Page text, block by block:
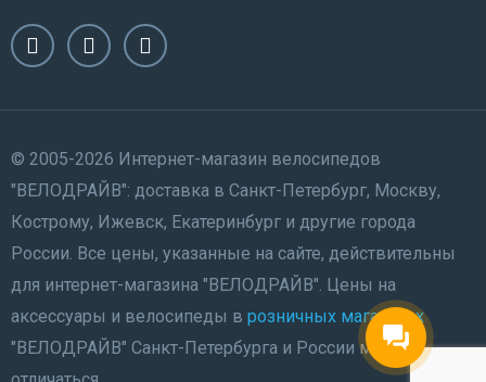
© 2005-2026 Интернет-магазин велосипедов
"ВЕЛОДРАЙВ": доставка в Санкт-Петербург, Москву,
Кострому, Ижевск, Екатеринбург и другие города
России. Все цены, указанные на сайте, действительны
для интернет-магазина "ВЕЛОДРАЙВ". Цены на
аксессуары и велосипеды в розничных магазинах
"ВЕЛОДРАЙВ" Санкт-Петербурга и России могут